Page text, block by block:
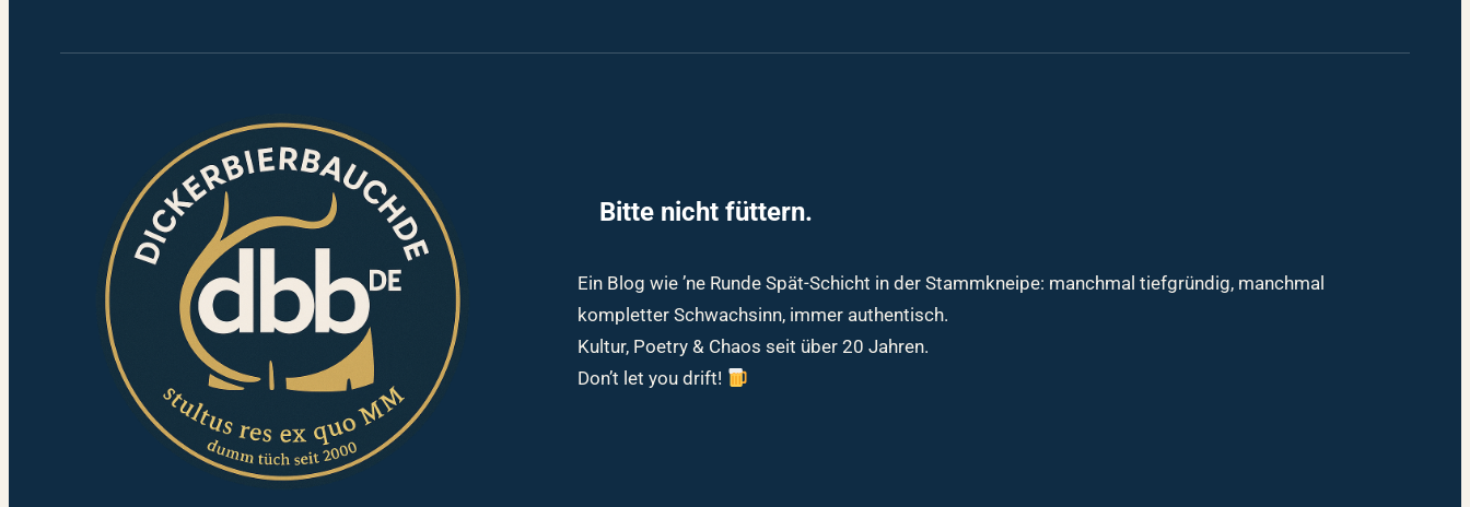
Bitte nicht füttern.
Ein Blog wie ’ne Runde Spät-Schicht in der Stammkneipe: manchmal tiefgründig, manchmal
kompletter Schwachsinn, immer authentisch.
Kultur, Poetry & Chaos seit über 20 Jahren.
Don’t let you drift!